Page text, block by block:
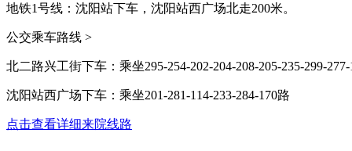
地铁1号线：沈阳站下车，沈阳站西广场北走200米。
公交乘车路线 >
北二路兴工街下车：乘坐295-254-202-204-208-205-235-299-
沈阳站西广场下车：乘坐201-281-114-233-284-170路
点击查看详细来院线路